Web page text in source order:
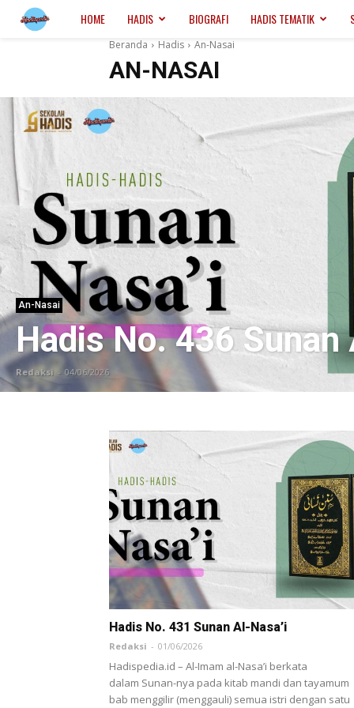
Hadispedia.ID
HOME HADIS BIOGRAFI HADIS TEMATIK
Beranda Hadis An-Nasai
AN-NASAI
An-Nasai
Hadis No. 436 Sunan
Redaksi - 04/06/2026
Hadis No. 431 Sunan Al-Nasa’i
Redaksi - 01/06/2026
Hadispedia.id – Al-Imam al-Nasa’i berkata
dalam Sunan-nya pada kitab mandi dan tayamum
bab menggilir (menggauli) semua istri dengan satu